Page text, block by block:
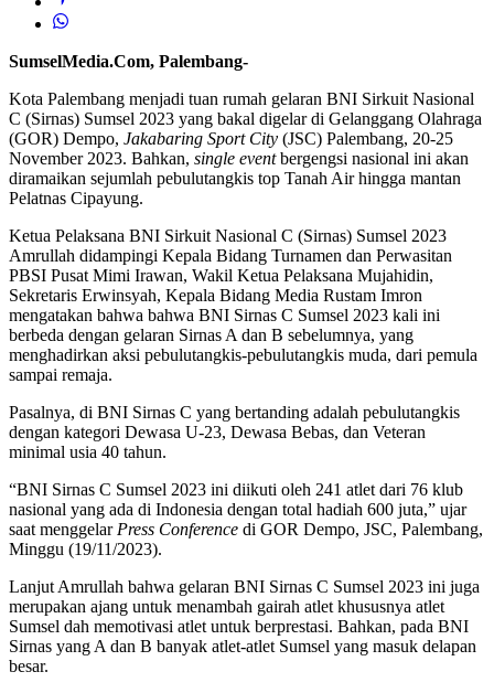
SumselMedia.Com, Palembang-
Kota Palembang menjadi tuan rumah gelaran BNI Sirkuit Nasional
C (Sirnas) Sumsel 2023 yang bakal digelar di Gelanggang Olahraga
(GOR) Dempo, Jakabaring Sport City (JSC) Palembang, 20-25
November 2023. Bahkan, single eventbergengsi nasional ini akan
diramaikan sejumlah pebulutangkis top Tanah Air hingga mantan
Pelatnas Cipayung.
Ketua Pelaksana BNI Sirkuit Nasional C (Sirnas) Sumsel 2023
Amrullah didampingi Kepala Bidang Turnamen dan Perwasitan
PBSI Pusat Mimi Irawan, Wakil Ketua Pelaksana Mujahidin,
Sekretaris Erwinsyah, Kepala Bidang Media Rustam Imron
mengatakan bahwa bahwa BNI Sirnas C Sumsel 2023 kali ini
berbeda dengan gelaran Sirnas A dan B sebelumnya, yang
menghadirkan aksi pebulutangkis-pebulutangkis muda, dari pemula
sampai remaja.
Pasalnya, di BNI Sirnas C yang bertanding adalah pebulutangkis
dengan kategori Dewasa U-23, Dewasa Bebas, dan Veteran
minimal usia 40 tahun.
“BNI Sirnas C Sumsel 2023 ini diikuti oleh 241 atlet dari 76 klub
nasional yang ada di Indonesia dengan total hadiah 600 juta,” ujar
saat menggelar Press Conference di GOR Dempo, JSC, Palembang,
Minggu (19/11/2023).
Lanjut Amrullah bahwa gelaran BNI Sirnas C Sumsel 2023 ini juga
merupakan ajang untuk menambah gairah atlet khususnya atlet
Sumsel dah memotivasi atlet untuk berprestasi. Bahkan, pada BNI
Sirnas yang A dan B banyak atlet-atlet Sumsel yang masuk delapan
besar.